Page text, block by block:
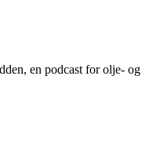
en podcast for olje- og